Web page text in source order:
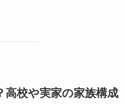
高校や実家の家族構成